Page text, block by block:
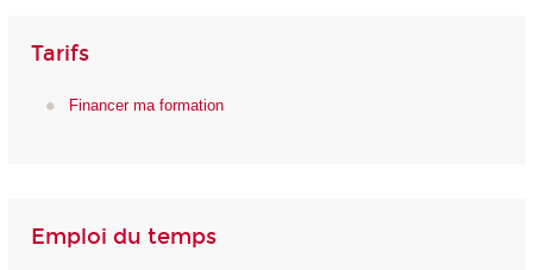
Tarifs
Financer ma formation
Emploi du temps